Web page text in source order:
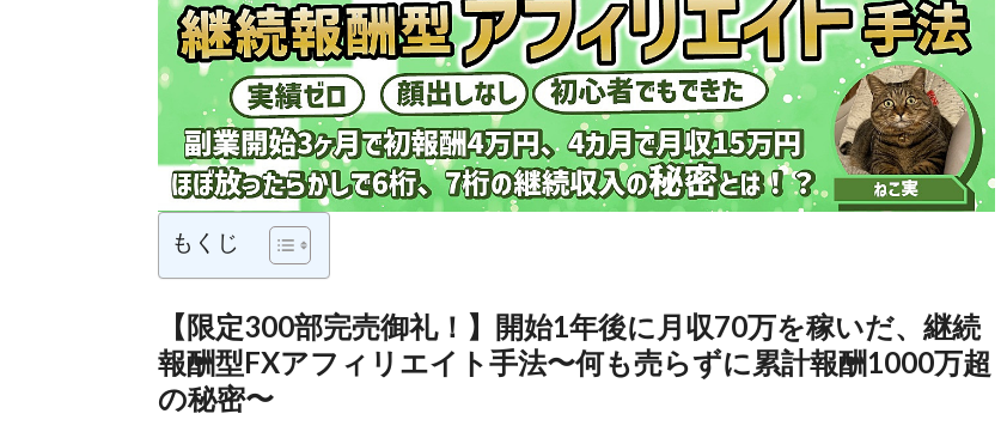
もくじ
【限定300部完売御礼！】開始1年後に月収70万を稼いだ、継続
報酬型FXアフィリエイト手法〜何も売らずに累計報酬1000万超
の秘密〜